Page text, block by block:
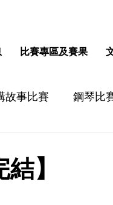
比賽專區及賽果
故事比賽 鋼琴比
】